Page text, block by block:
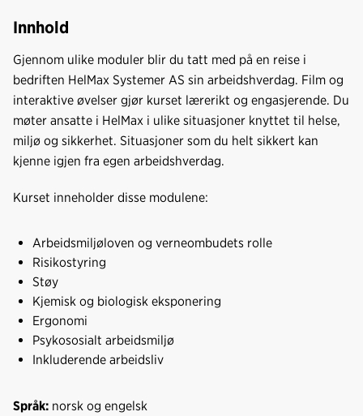
Innhold
Gjennom ulike moduler blir du tatt med på en reise i
bedriften HelMax Systemer AS sin arbeidshverdag. Film og
interaktive øvelser gjør kurset lærerikt og engasjerende. Du
møter ansatte i HelMax i ulike situasjoner knyttet til helse,
miljø og sikkerhet. Situasjoner som du helt sikkert kan
kjenne igjen fra egen arbeidshverdag.
Kurset inneholder disse modulene:
Arbeidsmiljøloven og verneombudets rolle
Risikostyring
Støy
Kjemisk og biologisk eksponering
Ergonomi
Psykososialt arbeidsmiljø
Inkluderende arbeidsliv
Språk: norsk og engelsk